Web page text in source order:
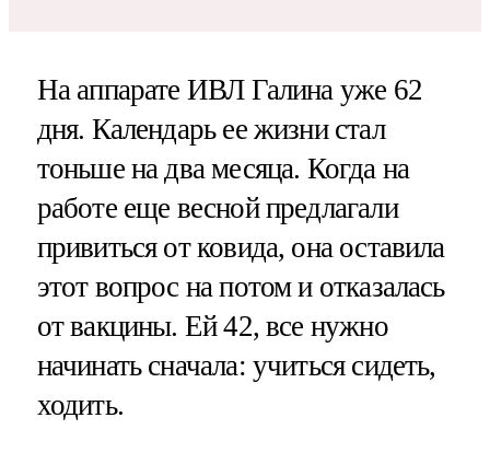
На аппарате ИВЛ Галина уже 62
дня. Календарь ее жизни стал
тоньше на два месяца. Когда на
работе еще весной предлагали
привиться от ковида, она оставила
этот вопрос на потом и отказалась
от вакцины. Ей 42, все нужно
начинать сначала: учиться сидеть,
ходить.